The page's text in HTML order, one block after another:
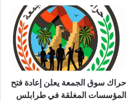
حراك سوق الجمعة يعلن إعادة فتح
المؤسسات المغلقة في طرابلس